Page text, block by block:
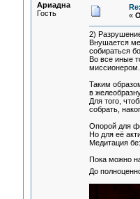
Ариадна
Гость
«
2)
Внушается
собираться
Во все иные
миссионером.
Таким
в
Для того,
собрать,
Опорой для
Но для её
Медитация
Пока можно
До